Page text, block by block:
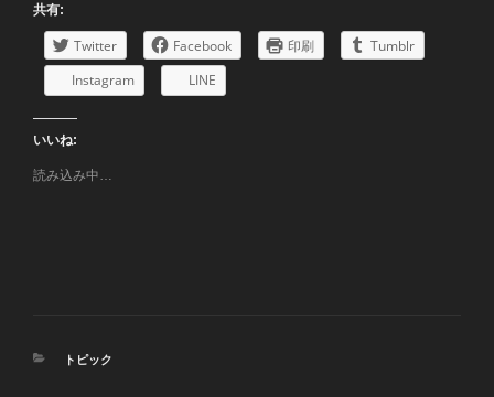
共有:
Twitter Facebook 印刷
Tumblr
Instagram
LINE
いいね:
読み込み中…
カ
トピック